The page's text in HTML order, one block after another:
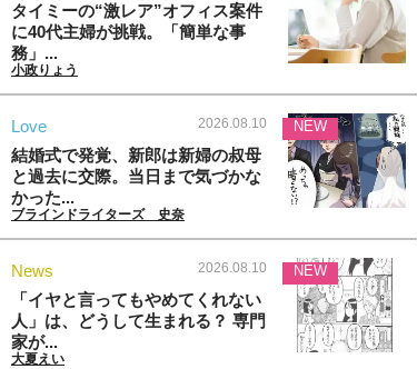
タイミーの“激レア”オフィス案件
に40代主婦が挑戦。「簡単な事
務」...
小政りょう
Love 2026.08.10
結婚式で発覚、新郎は新婦の叔母
と過去に交際。当日まで気づかな
かった...
ブラインドライターズ 史奈
NEW
News 2026.08.10
「イヤと言ってもやめてくれない
人」は、どうして生まれる？ 専門
家が...
大夏えい
NEW